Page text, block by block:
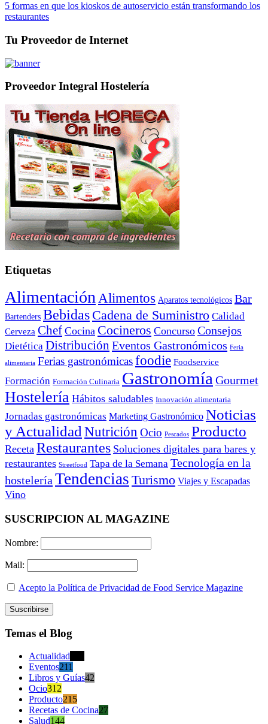
5 formas en que los kioskos de autoservicio están transformando los
restaurantes
Tu Proveedor de Internet
Proveedor Integral Hostelería
Etiquetas
AlimentaciónAlimentos Aparatos tecnológicos Bar
Bartenders Bebidas Cadena de Suministro Calidad
Cerveza Chef Cocina Cocineros Concurso Consejos
Dietética Distribución Eventos Gastronómicos Feria
alimentaria Ferias gastronómicasfoodie Foodservice
Formación Formación Culinaria GastronomíaGourmet
Hostelería Hábitos saludables Innovación alimentaria
Jornadas gastronómicas Marketing Gastronómico Noticias
y ActualidadNutrición Ocio Pescados Producto
Receta Restaurantes Soluciones digitales para bares y
restaurantes Streetfood Tapa de la Semana Tecnología en la
hosteleríaTendencias Turismo Viajes y Escapadas
Vino
SUSCRIPCION AL MAGAZINE
Nombre:
Mail:
Acepto la Política de Privacidad de Food Service Magazine
Temas el Blog
Actualidad
Eventos211
Libros y Guías42
Ocio312
Producto215
Recetas de Cocina27
Salud144